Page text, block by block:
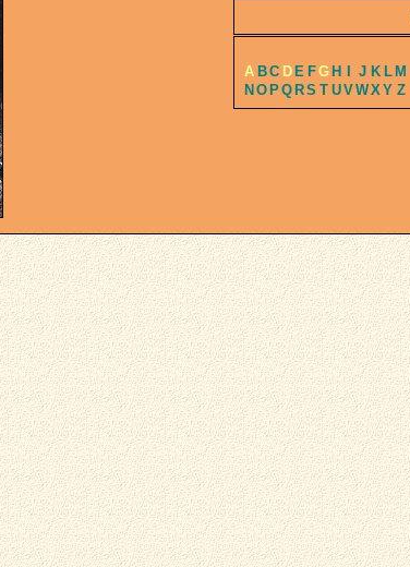
A BC D E FG H J K L M
N O PQ RS T UVWXY Z